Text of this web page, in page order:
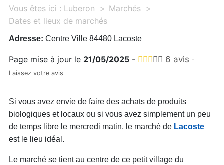
Vous êtes ici : Luberon
Marchés
Dates et lieux de marchés
Adresse: Centre Ville 84480 Lacoste
Page mise à jour le 21/05/2025- 6 avis -
Laissez votre avis
Si vous avez envie de faire des achats de produits
biologiques et locaux ou si vous avez simplement un peu
de temps libre le mercredi matin, le marché de Lacoste
est le lieu idéal.
Le marché se tient au centre de ce petit village du